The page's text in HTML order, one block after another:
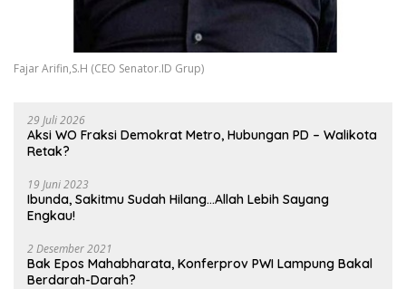
Fajar Arifin,S.H (CEO Senator.ID Grup)
29 Juli 2026
Aksi WO Fraksi Demokrat Metro, Hubungan PD – Walikota
Retak?
19 Juni 2023
Ibunda, Sakitmu Sudah Hilang…Allah Lebih Sayang
Engkau!
2 Desember 2021
Bak Epos Mahabharata, Konferprov PWI Lampung Bakal
Berdarah-Darah?